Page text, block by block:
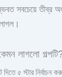
সবচেয়ে তীব্র
লাগলো
দিতে ৫ স্টার নির্বাচন